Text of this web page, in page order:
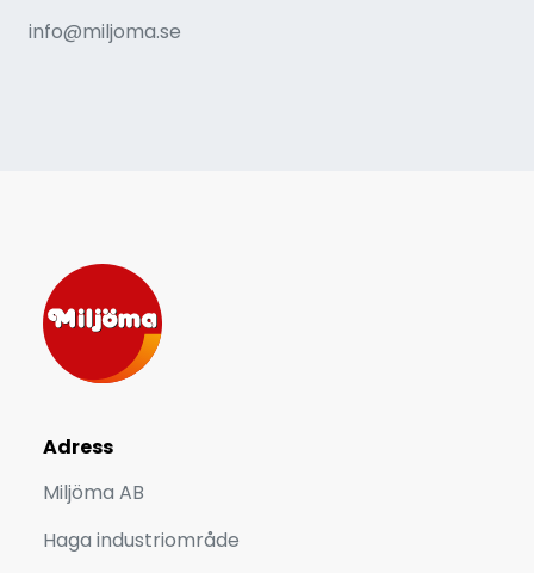
info@miljoma.se
Adress
Miljöma AB
Haga industriområde